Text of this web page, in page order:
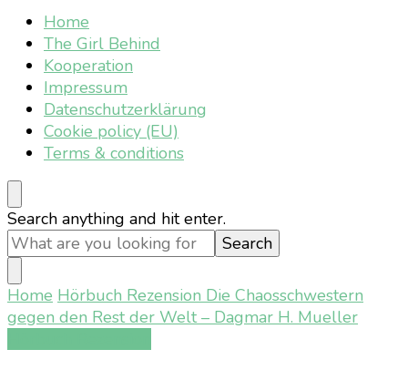
Home
The Girl Behind
Kooperation
Impressum
Datenschutzerklärung
Cookie policy (EU)
Terms & conditions
Looking
for
Something?
Search anything and hit enter.
Home Hörbuch Rezension Die Chaosschwestern
gegen den Rest der Welt – Dagmar H. Mueller